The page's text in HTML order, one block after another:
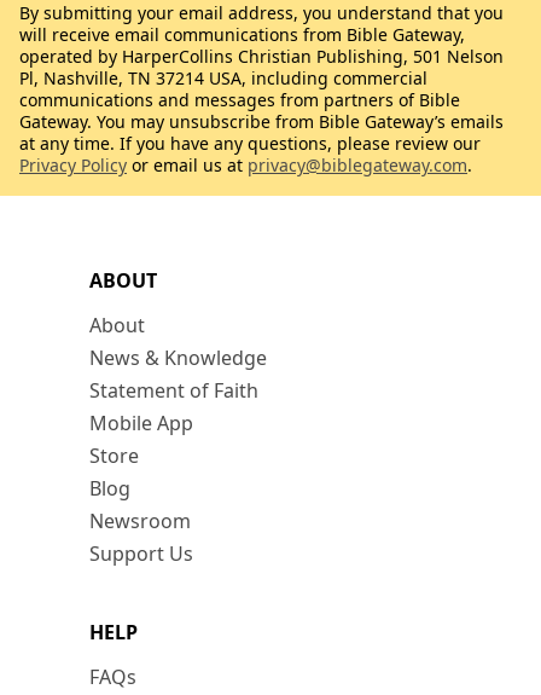
ABOUT
About
News & Knowledge
Statement of Faith
Mobile App
Store
Blog
Newsroom
Support Us
HELP
FAQs
By submitting your email address, you understand that you
will receive email communications from Bible Gateway,
operated by HarperCollins Christian Publishing, 501 Nelson
Pl, Nashville, TN 37214 USA, including commercial
communications and messages from partners of Bible
Gateway. You may unsubscribe from Bible Gateway’s emails
at any time. If you have any questions, please review our
Privacy Policy or email us at privacy@biblegateway.com.